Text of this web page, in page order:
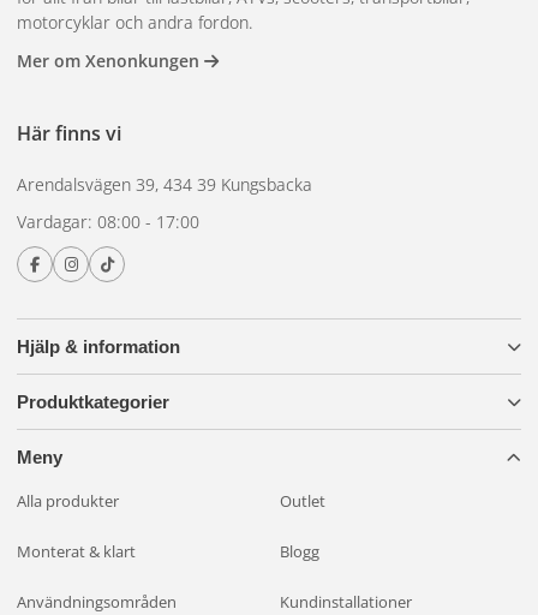
tumma på regler eller säkerhet. Som extra trygghet
BREAKER LED-lampor²
upplev skillnaden – starkare ljus, längre livslängd och en helt
Se kompatibla bilmodeller här
Hjälp & information
Produktkategorier
Meny
Alla produkter Outlet
Monterat & klart Blogg
Användningsområden Kundinstallationer
motorcyklar och andra fordon.
Mer om Xenonkungen
Här finns vi
Arendalsvägen 39, 434 39 Kungsbacka
Vardagar: 08:00 - 17:00